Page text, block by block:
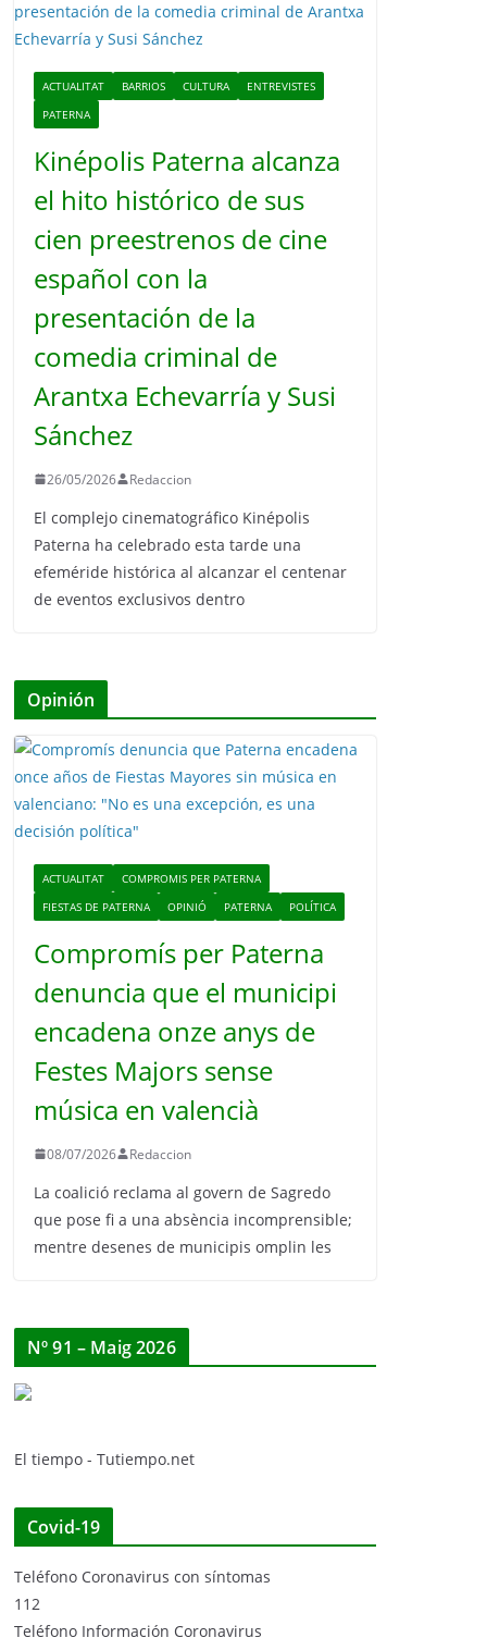
ACTUALITAT BARRIOS CULTURA
ENTREVISTES
PATERNA
Kinépolis Paterna alcanza
el hito histórico de sus
cien preestrenos de cine
español con la
presentación de la
comedia criminal de
Arantxa Echevarría y Susi
Sánchez
26/05/2026 Redaccion
El complejo cinematográfico Kinépolis
Paterna ha celebrado esta tarde una
efeméride histórica al alcanzar el centenar
de eventos exclusivos dentro
Opinión
ACTUALITAT
COMPROMIS PER PATERNA
FIESTAS DE PATERNA
OPINIÓ PATERNA POLÍTICA
Compromís per Paterna
denuncia que el municipi
encadena onze anys de
Festes Majors sense
música en valencià
08/07/2026 Redaccion
La coalició reclama al govern de Sagredo
que pose fi a una absència incomprensible;
mentre desenes de municipis omplin les
Nº 91 – Maig 2026
El tiempo - Tutiempo.net
Covid-19
Teléfono Coronavirus con síntomas
112
Teléfono Información Coronavirus